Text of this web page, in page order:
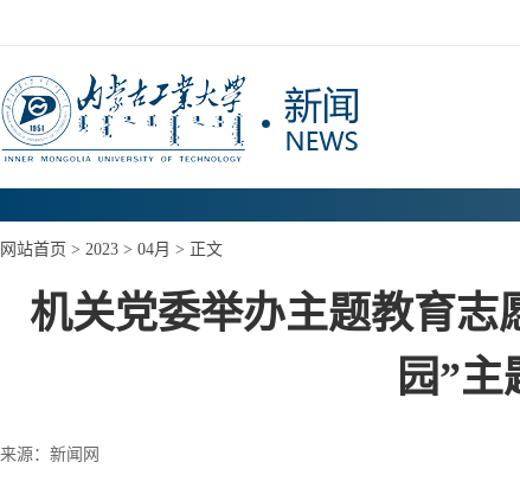
网站首页 > 2023 > 04月 > 正文
机关党委举办主题教育志
园”
来源：新闻网